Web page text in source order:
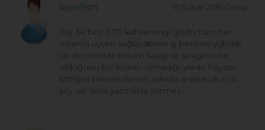
leonhsn 15 Şubat 2019 Cuma
Yaş 34 boy 1 .79 kahverengi gözlü tüm her
ortama uyum sağlayabilen iş becerisi yüksek
ve de otoriter biriyim saygı ve sevginin ne
olduğunu bu ikisinin olmadığı yerde hayatın
bittiğini bilenlerdenim aslında anlatacak çok
şey var ama yazmakla yetmez...